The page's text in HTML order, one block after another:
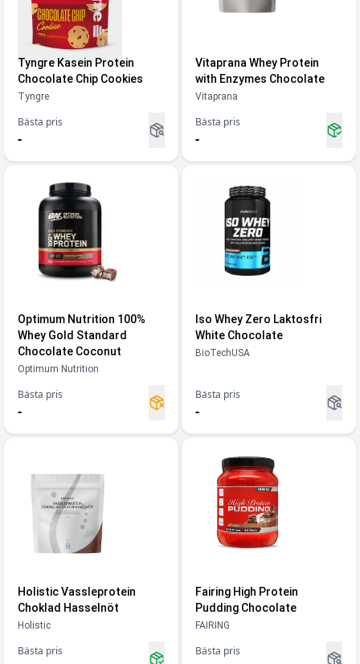
Tyngre Kasein Protein
Chocolate Chip Cookies
Tyngre
Bästa pris
-
Vitaprana Whey Protein
with Enzymes Chocolate
Vitaprana
Bästa pris
-
Optimum Nutrition 100%
Whey Gold Standard
Chocolate Coconut
Optimum Nutrition
Bästa pris
-
Iso Whey Zero Laktosfri
White Chocolate
BioTechUSA
Bästa pris
-
Holistic Vassleprotein
Choklad Hasselnöt
Holistic
Bästa pris
Fairing High Protein
Pudding Chocolate
FAIRING
Bästa pris